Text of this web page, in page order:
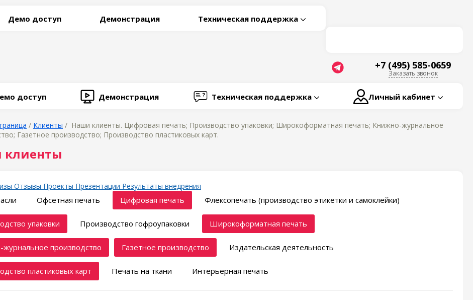
Демо доступ Демонстрация Техническая поддержка
+7 (495) 585-0659
Заказать звонок
доступ Демонстрация Техническая поддержка Личный кабинет
/ Клиенты / Наши клиенты. Цифровая печать; Производство упаковки; Широкоформатная печать; Книжно-журнальное
Газетное производство; Производство пластиковых карт.
Отзывы Проекты Презентации Результаты внедрения
Офсетная печать Цифровая печать Флексопечать (производство этикетки и самоклейки)
упаковки Производство гофроупаковки Широкоформатная печать
производство Газетное производство Издательская деятельность
пластиковых карт Печать на ткани Интерьерная печать